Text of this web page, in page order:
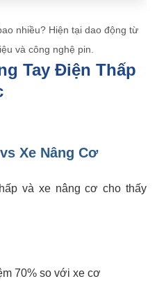
nhiều? Hiện tại dao động từ
và công nghệ pin.
Tay Điện Thấp
Xe Nâng Cơ
và xe nâng cơ cho thấy
70% so với xe cơ